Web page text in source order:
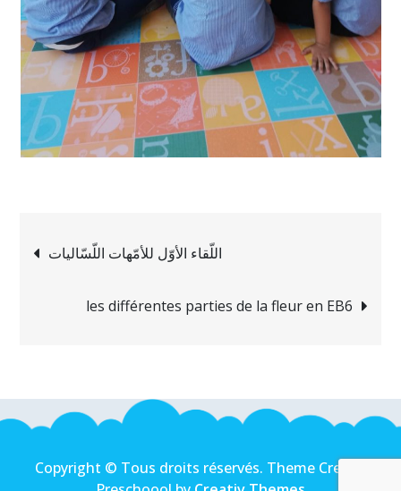
Navigation
اللّقاء الأوّل للأمّهات اللّسّاليات
les différentes parties de la fleur en EB6
Copyright © Tous droits réservés. Theme Creativ